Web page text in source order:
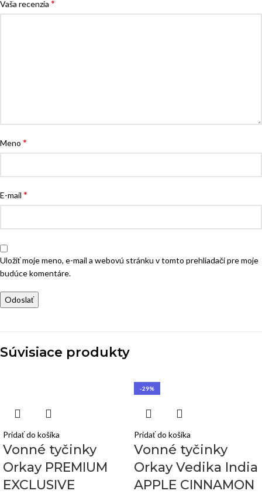
Vaša recenzia *
Meno *
E-mail *
Uložiť moje meno, e-mail a webovú stránku v tomto prehliadači pre moje
budúce komentáre.
Súvisiace produkty
Pridať do košíka
Vonné tyčinky
Orkay PREMIUM
EXCLUSIVE
-29%
Pridať do košíka
Vonné tyčinky
Orkay Vedika India
APPLE CINNAMON